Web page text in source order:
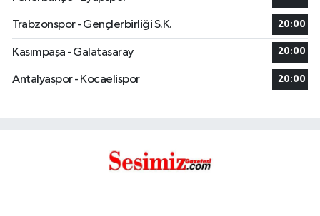
Trabzonspor - Gençlerbirliği S.K. 20:00
Kasımpaşa - Galatasaray 20:00
Antalyaspor - Kocaelispor 20:00